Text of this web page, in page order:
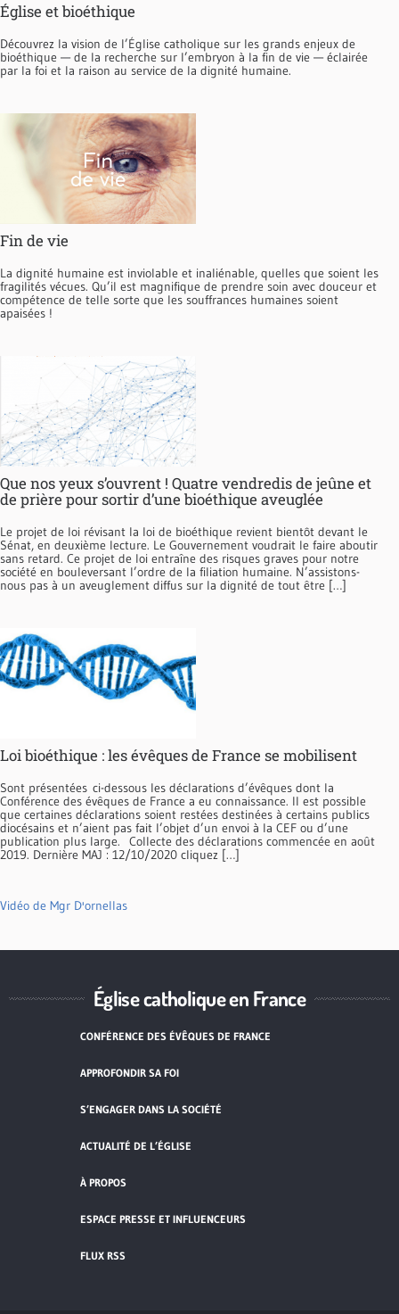
Église et bioéthique
Découvrez la vision de l’Église catholique sur les grands enjeux de
bioéthique — de la recherche sur l’embryon à la fin de vie — éclairée
par la foi et la raison au service de la dignité humaine.
Fin de vie
La dignité humaine est inviolable et inaliénable, quelles que soient les
fragilités vécues. Qu’il est magnifique de prendre soin avec douceur et
compétence de telle sorte que les souffrances humaines soient
apaisées !
Que nos yeux s’ouvrent ! Quatre vendredis de jeûne et
de prière pour sortir d’une bioéthique aveuglée
Le projet de loi révisant la loi de bioéthique revient bientôt devant le
Sénat, en deuxième lecture. Le Gouvernement voudrait le faire aboutir
sans retard. Ce projet de loi entraîne des risques graves pour notre
société en bouleversant l’ordre de la filiation humaine. N’assistons-
nous pas à un aveuglement diffus sur la dignité de tout être […]
Loi bioéthique : les évêques de France se mobilisent
Sont présentées ci-dessous les déclarations d’évêques dont la
Conférence des évêques de France a eu connaissance. Il est possible
que certaines déclarations soient restées destinées à certains publics
diocésains et n’aient pas fait l’objet d’un envoi à la CEF ou d’une
publication plus large. Collecte des déclarations commencée en août
2019. Dernière MAJ : 12/10/2020 cliquez […]
Vidéo de Mgr D'ornellas
Église catholique en France
CONFÉRENCE DES ÉVÊQUES DE FRANCE
APPROFONDIR SA FOI
S’ENGAGER DANS LA SOCIÉTÉ
ACTUALITÉ DE L’ÉGLISE
À PROPOS
ESPACE PRESSE ET INFLUENCEURS
FLUX RSS